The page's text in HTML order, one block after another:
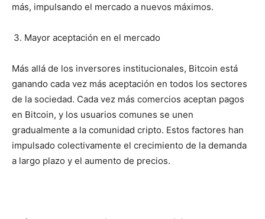
más, impulsando el mercado a nuevos máximos.
Mayor aceptación en el mercado
Más allá de los inversores institucionales, Bitcoin está
ganando cada vez más aceptación en todos los sectores
de la sociedad. Cada vez más comercios aceptan pagos
en Bitcoin, y los usuarios comunes se unen
gradualmente a la comunidad cripto. Estos factores han
impulsado colectivamente el crecimiento de la demanda
a largo plazo y el aumento de precios.